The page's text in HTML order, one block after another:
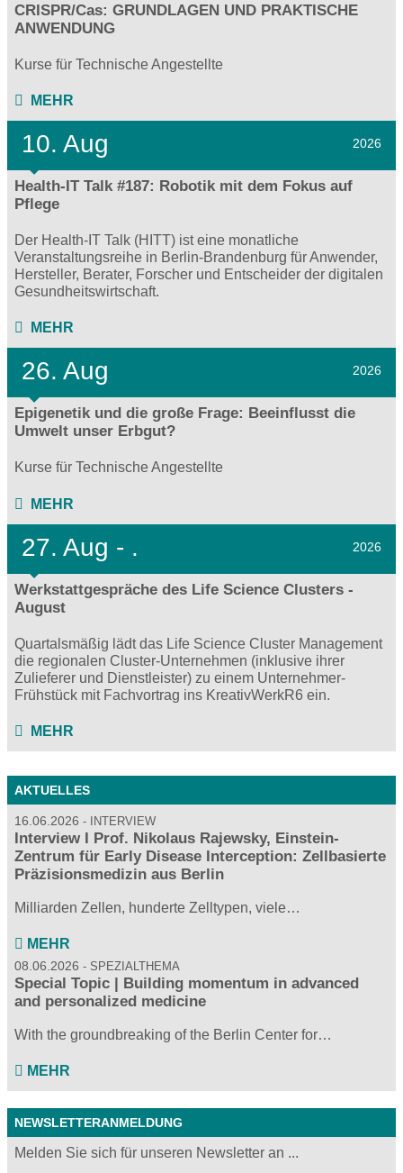
CRISPR/Cas: GRUNDLAGEN UND PRAKTISCHE
ANWENDUNG
Kurse für Technische Angestellte
MEHR
10. Aug 2026
Health-IT Talk #187: Robotik mit dem Fokus auf
Pflege
Der Health-IT Talk (HITT) ist eine monatliche
Veranstaltungsreihe in Berlin-Brandenburg für Anwender,
Hersteller, Berater, Forscher und Entscheider der digitalen
Gesundheitswirtschaft.
MEHR
26. Aug 2026
Epigenetik und die große Frage: Beeinflusst die
Umwelt unser Erbgut?
Kurse für Technische Angestellte
MEHR
27. Aug - . 2026
Werkstattgespräche des Life Science Clusters -
August
Quartalsmäßig lädt das Life Science Cluster Management
die regionalen Cluster-Unternehmen (inklusive ihrer
Zulieferer und Dienstleister) zu einem Unternehmer-
Frühstück mit Fachvortrag ins KreativWerkR6 ein.
MEHR
AKTUELLES
16.06.2026 INTERVIEW
Interview I Prof. Nikolaus Rajewsky, Einstein-
Zentrum für Early Disease Interception: Zellbasierte
Präzisionsmedizin aus Berlin
Milliarden Zellen, hunderte Zelltypen, viele…
MEHR
08.06.2026 SPEZIALTHEMA
Special Topic | Building momentum in advanced
and personalized medicine
With the groundbreaking of the Berlin Center for…
MEHR
NEWSLETTERANMELDUNG
Melden Sie sich für unseren Newsletter an ...